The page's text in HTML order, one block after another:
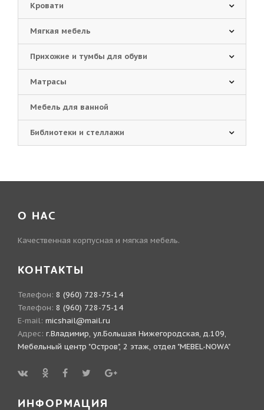
Кровати
Мягкая мебель
Прихожие и тумбы для обуви
Матрасы
Мебель для ванной
Библиотеки и стеллажи
О НАС
Качественная корпусная и мягкая мебель.
КОНТАКТЫ
Телефон: 8 (960) 728-75-14
Телефон: 8 (960) 728-75-14
E-mail: micshail@mail.ru
Адрес: г.Владимир, ул.Большая Нижегородская, д.109,
Мебельный центр "Остров", 2 этаж, отдел "MEBEL-NOWA"
ИНФОРМАЦИЯ